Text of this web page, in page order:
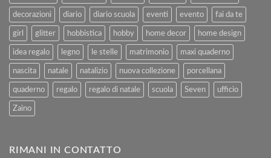
decorazioni diario diario scuola eventi evento fai da te
girl glitter hobbistica hobby home decor home design
idea regalo legno le stelle matrimonio maxi quaderno
nascita natale natalizio nuova collezione porcellana
quaderno regalo regalo di natale scuola Seven ufficio
Zaino
RIMANI IN CONTATTO